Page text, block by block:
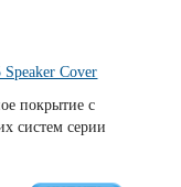
Cover
покрытие с
систем серии